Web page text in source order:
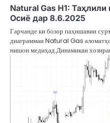
Natural Gas H1:
Осиё дар 8.6.2025
Гарчанде ки бозор паҳншавии
диаграммаи Natural Gas
нишон медиҳад.Динамикаи